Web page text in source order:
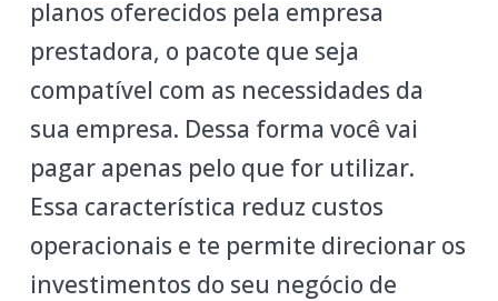
planos oferecidos pela empresa
prestadora, o pacote que seja
compatível com as necessidades da
sua empresa. Dessa forma você vai
pagar apenas pelo que for utilizar.
Essa característica reduz custos
operacionais e te permite direcionar os
investimentos do seu negócio de